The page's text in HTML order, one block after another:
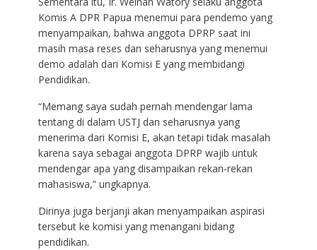
Komis A DPR Papua menemui para pendemo yang
menyampaikan, bahwa anggota DPRP saat ini
masih masa reses dan seharusnya yang menemui
demo adalah dari Komisi E yang membidangi
Pendidikan.
“Memang saya sudah pernah mendengar lama
tentang di dalam USTJ dan seharusnya yang
menerima dari Komisi E, akan tetapi tidak masalah
karena saya sebagai anggota DPRP wajib untuk
mendengar apa yang disampaikan rekan-rekan
mahasiswa,” ungkapnya.
Dirinya juga berjanji akan menyampaikan aspirasi
tersebut ke komisi yang menangani bidang
pendidikan.